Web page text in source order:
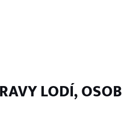
LODÍ, OSOB